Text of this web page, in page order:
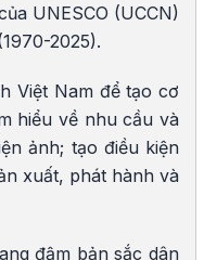
UNESCO (UCCN)
2025).
Việt Nam để tạo cơ
hiểu về nhu cầu và
ảnh; tạo điều kiện
xuất, phát hành và
đậm bản sắc dân